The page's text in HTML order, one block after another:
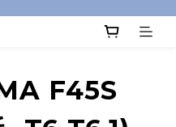
F45S